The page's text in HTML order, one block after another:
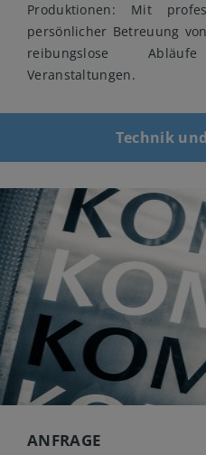
Produktionen: Mit
persönlicher Betreuung
reibungslose
Veranstaltungen.
Technik
ANFRAGE